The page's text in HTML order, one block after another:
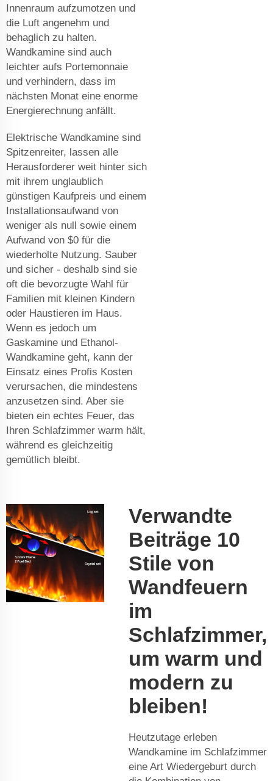
Innenraum aufzumotzen und
die Luft angenehm und
behaglich zu halten.
Wandkamine sind auch
leichter aufs Portemonnaie
und verhindern, dass im
nächsten Monat eine enorme
Energierechnung anfällt.
Elektrische Wandkamine sind
Spitzenreiter, lassen alle
Herausforderer weit hinter sich
mit ihrem unglaublich
günstigen Kaufpreis und einem
Installationsaufwand von
weniger als null sowie einem
Aufwand von $0 für die
wiederholte Nutzung. Sauber
und sicher - deshalb sind sie
oft die bevorzugte Wahl für
Familien mit kleinen Kindern
oder Haustieren im Haus.
Wenn es jedoch um
Gaskamine und Ethanol-
Wandkamine geht, kann der
Einsatz eines Profis Kosten
verursachen, die mindestens
anzusetzen sind. Aber sie
bieten ein echtes Feuer, das
Ihren Schlafzimmer warm hält,
während es gleichzeitig
gemütlich bleibt.
Verwandte
Beiträge 10
Stile von
Wandfeuern
im
Schlafzimmer,
um warm und
modern zu
bleiben!
Heutzutage erleben
Wandkamine im Schlafzimmer
eine Art Wiedergeburt durch